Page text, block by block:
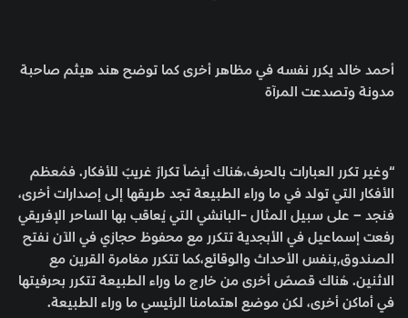
أحمد خالد يكرر نفسه في مظاهر أخرى كما توضح هند هيثم صاحبة
مدونة وتصدعت المرآة
“وغير تكرر العبارات بالحرف،هُناك أيضاً تكرارٌ غريبٌ للأفكار. فمُعظم
الأفكار التي تولد في ما وراء الطبيعة تجد طريقها إلى إصدارات أخرى،
فنجد – على سبيل المثال -البانشي التي يُعاقب بها الساحر الإفريقي
رفعت إسماعيل في الأبجدية تتكرر مع محفوظ حجازي في الآن نفتح
الصندوق,بنفس الأحداث والوقائع،كما تتكرر مغامرة القرين مع
الاثنين. هُناك قصصٌ أخرى من خارج ما وراء الطبيعة تتكرر بحرفيتها
في أماكن أخرى، لكن موضع اهتمامنا الرئيسي ما وراء الطبيعة.